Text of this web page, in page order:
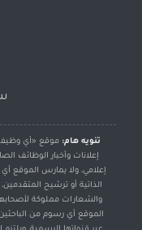
تنويه هام: موقع «أي
إعلانات وأخبار الوظائف
إعلامي، ولا يمارس الموقع
الذاتية أو ترشيح
والشعارات مملوكة
الموقع أي رسوم من